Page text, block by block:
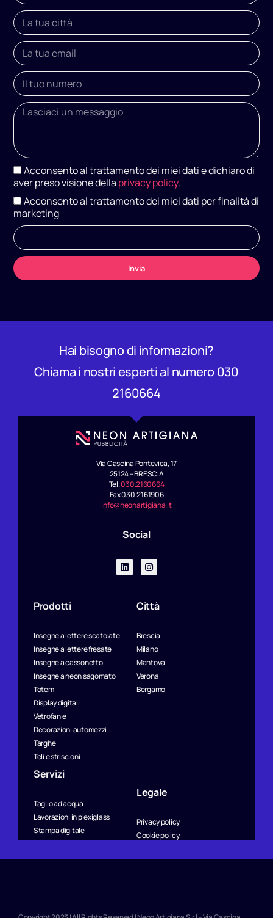
Acconsento al trattamento dei miei dati e dichiaro di
aver preso visione della privacy policy.
Acconsento al trattamento dei miei dati per finalità di
marketing
Invia
Hai bisogno di informazioni?
Chiama i nostri esperti al numero 030
2160664
Via Cascina Pontevica, 17
25124 – BRESCIA
Tel.030.2160664
Fax 030.2161906
info@neonartigiana.it
Social
Prodotti
Insegne a lettere scatolate
Insegne a lettere fresate
Insegne a cassonetto
Insegne a neon sagomato
Totem
Display digitali
Vetrofanie
Decorazioni automezzi
Targhe
Teli e striscioni
Città
Brescia
Milano
Mantova
Verona
Bergamo
Servizi
Taglio ad acqua
Lavorazioni in plexiglass
Stampa digitale
Legale
Privacy policy
Cookie policy